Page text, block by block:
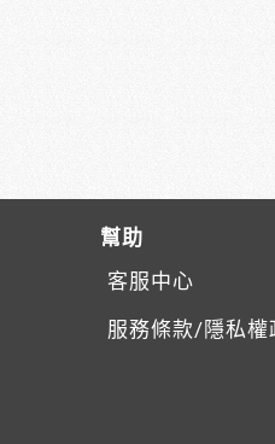
幫助
客服中心
服務條款/隱私權